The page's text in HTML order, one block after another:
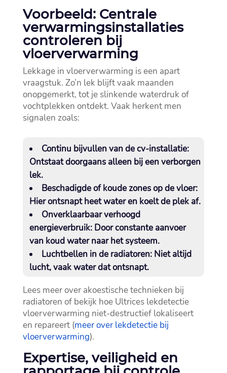
Voorbeeld: Centrale
verwarmingsinstallaties
controleren bij
vloerverwarming
Lekkage in vloerverwarming is een apart
vraagstuk.​ Zo’n lek blijft vaak maanden
onopgemerkt, tot je slinkende waterdruk of
vochtplekken ontdekt.​ Vaak herkent men
signalen zoals:
Continu bijvullen van de cv-installatie:
Ontstaat doorgaans alleen bij een verborgen
lek.​
Beschadigde of koude zones op de vloer:
Hier ontsnapt heet water en koelt de plek af.​
Onverklaarbaar verhoogd
energieverbruik:Door constante aanvoer
van koud water naar het systeem.​
Luchtbellen in de radiatoren:Niet altijd
lucht, vaak water dat ontsnapt.​
Lees meer over akoestische technieken bij
radiatoren of bekijk hoe Ultrices lekdetectie
vloerverwarming niet-destructief lokaliseert
en repareert (meer over lekdetectie bij
vloerverwarming).​
Expertise, veiligheid en